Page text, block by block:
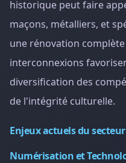
historique peut faire
maçons, métalliers, et
une rénovation
interconnexions
diversification des
de l'intégrité culturelle.
Enjeux actuels du secteur
Numérisation et